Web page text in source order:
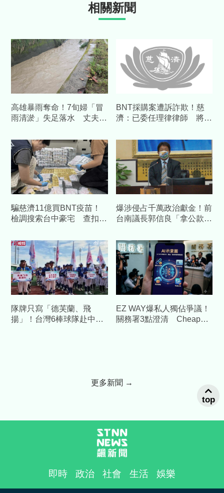
相關新聞
高雄暴雨奪命！7旬婦「冒
雨清淤」失足落水 丈夫拉
BNT採購案遭訴詐欺！慈
濟：已委任理律律師 將採
騙慈濟11億買BNT疫苗！
檢調搜索台中豪宅 查扣逾
爆涉侵占千萬政治獻金！前
台南議長郭信良「拿公款補
刑
隊牌只寫「德芙蘭、飛
揚」！台灣6棒球隊赴中交
EZ WAY爆私人獨佔爭議！
關務署3點澄清 Cheap重
更多新聞 →
即時 政治 社會 生活 娛樂
top